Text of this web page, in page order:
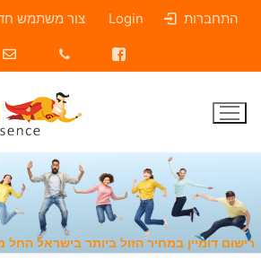
התחברות Login צור משתמש חדש
דומיין במחיר הזול ביותר בישראל החל מ- 61 ש"ח